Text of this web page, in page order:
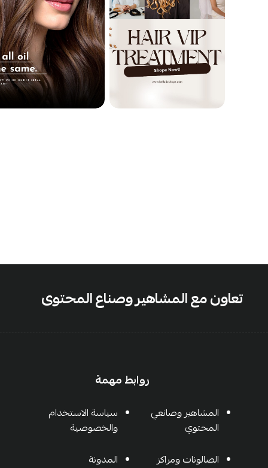
تعاون مع المشاهير وصناع المحتوى
روابط مهمة
المشاهير وصانعي
المحتوي
الصالونات ومراكز
سياسة الاستخدام
والخصوصية
المدونة